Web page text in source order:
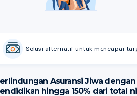
Solusi alternatif untuk mencapai
Asuransi Jiwa
hingga 150% dari total